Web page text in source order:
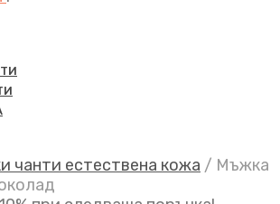
чанти естествена кожа / Мъжка